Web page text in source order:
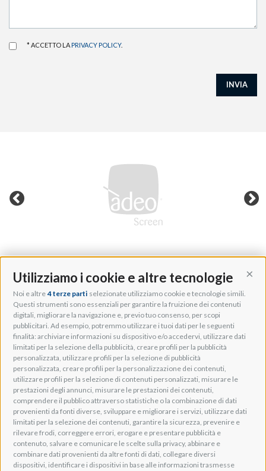
Utilizziamo i cookie e altre tecnologie
Noi e altre 4 terze parti selezionate utilizziamo cookie e tecnologie simili.
Questi strumenti sono essenziali per garantire la fruizione dei contenuti
digitali, migliorare la navigazione e, previo tuo consenso, per scopi
pubblicitari. Ad esempio, potremmo utilizzare i tuoi dati per le seguenti
finalità: archiviare informazioni su dispositivo e/o accedervi, utilizzare dati
limitati per la selezione della pubblicità, creare profili per la pubblicità
personalizzata, utilizzare profili per la selezione di pubblicità
personalizzata, creare profili per la personalizzazione dei contenuti,
utilizzare profili per la selezione di contenuti personalizzati, misurare le
prestazioni degli annunci, misurare le prestazioni dei contenuti,
comprendere il pubblico attraverso statistiche o la combinazione di dati
provenienti da fonti diverse, sviluppare e migliorare i servizi, utilizzare dati
limitati per la selezione dei contenuti, garantire la sicurezza, prevenire e
rilevare frodi, correggere errori, erogare e presentare pubblicità e
contenuto, salvare e comunicare le scelte sulla privacy, abbinare e
combinare dati provenienti da altre fonti di dati, collegare diversi
dispositivi, identificare i dispositivi in base alle informazioni trasmesse
* ACCETTO LA PRIVACY POLICY.
INVIA
Adeo Group S.r.l.
Via della Zarga, 50
Lavis, 38015 TN, Italy
Tel: +39 0461 248211
P.IVA: IT01262500224
PEC: pec@pec.adeogroup.it
SDI: T04ZHR3
info@adeogroup.it
Adeo ProAV
Adeo HomeAV
Adeo Screen
Screen Research